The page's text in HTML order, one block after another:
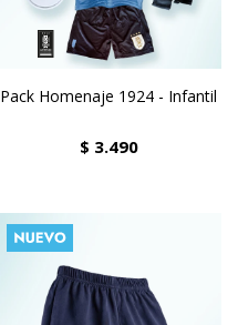
Pack Homenaje 1924 - Infantil
$ 3.490